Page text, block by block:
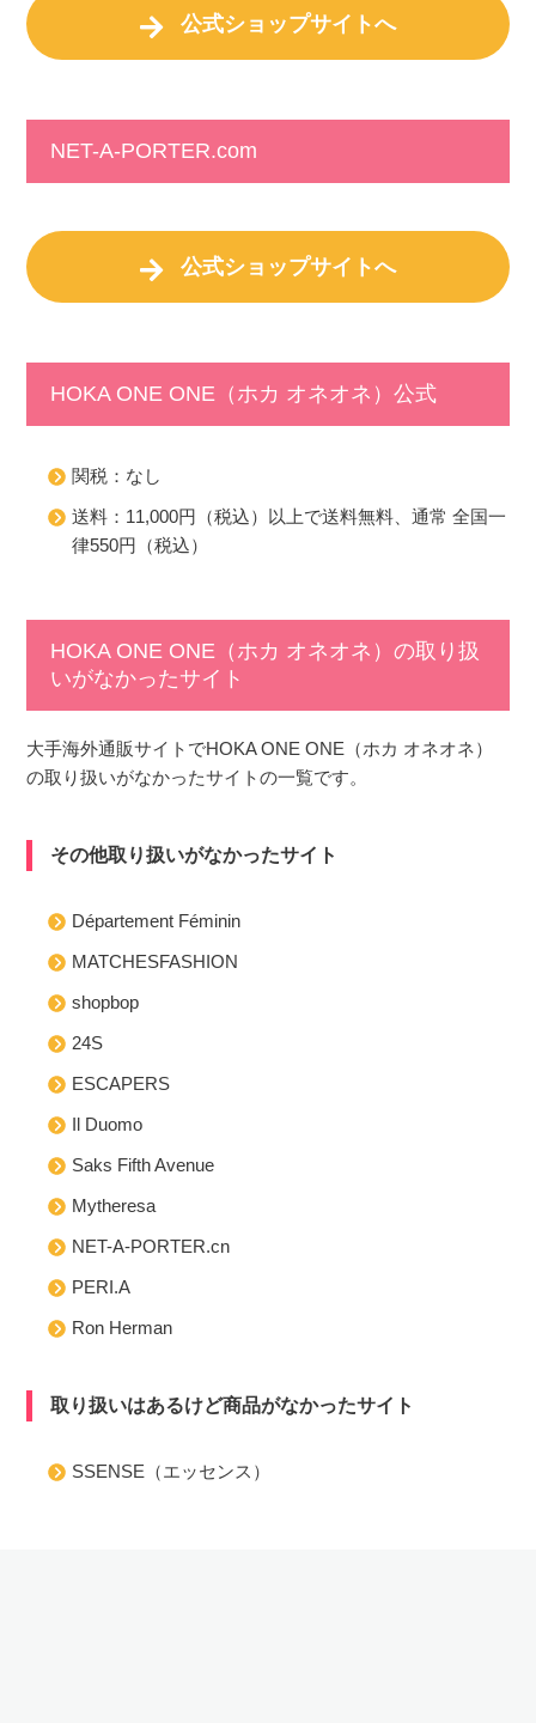
公式ショップサイトへ
NET-A-PORTER.com
公式ショップサイトへ
HOKA ONE ONE（ホカ オネオネ）公式
関税：なし
送料：11,000円（税込）以上で送料無料、通常 全国一
律550円（税込）
HOKA ONE ONE（ホカ オネオネ）の取り扱
いがなかったサイト
大手海外通販サイトでHOKA ONE ONE（ホカ オネオネ）
の取り扱いがなかったサイトの一覧です。
その他取り扱いがなかったサイト
Département Féminin
MATCHESFASHION
shopbop
24S
ESCAPERS
Il Duomo
Saks Fifth Avenue
Mytheresa
NET-A-PORTER.cn
PERI.A
Ron Herman
取り扱いはあるけど商品がなかったサイト
SSENSE（エッセンス）